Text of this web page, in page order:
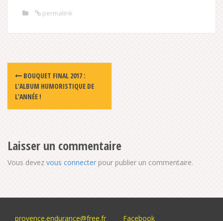
permalink
Post
navigation
BOUQUET FINAL 2017 :
L’ALBUM HUMORISTIQUE DE
L’ANNÉE !
Laisser un commentaire
Vous devez vous connecter pour publier un commentaire.
provence.endurance@free.fr Facebook